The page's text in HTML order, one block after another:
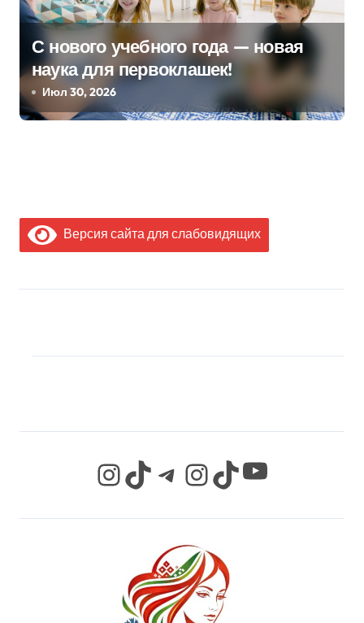
С нового учебного года — новая
наука для первоклашек!
Июл 30, 2026
Версия сайта для слабовидящих
InstagramTikTok Telegram InstagramTikTok YouTube